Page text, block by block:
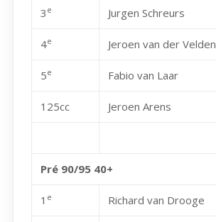
3 e Jurgen Schreurs
4e Jeroen van der Velden
5e Fabio van Laar
125cc Jeroen Arens
Pré 90/95 40+
1 e Richard van Drooge